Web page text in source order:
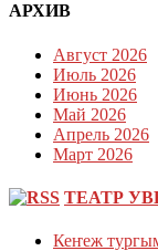
АРХИВ
Август 2026
Июль 2026
Июнь 2026
Май 2026
Апрель 2026
Март 2026
ТЕАТР
Кеҥеж